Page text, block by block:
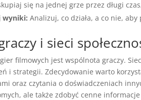
się na jednej grze przez długi
wyniki: Analizuj, co działa, a co nie,
i sieci
filmowych jest wspólnota graczy.
i strategii. Zdecydowanie warto
oraz czytania o doświadczeniach
ale także zdobyć cenne